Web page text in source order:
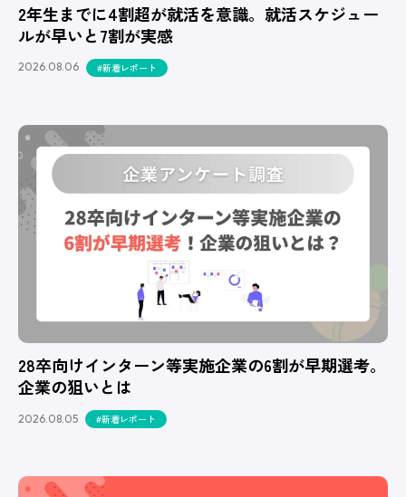
2年生までに4割超が就活を意識。就活スケジュー
ルが早いと7割が実感
2026.08.06 #新着レポート
28卒向けインターン等実施企業の6割が早期選考。
企業の狙いとは
2026.08.05 #新着レポート